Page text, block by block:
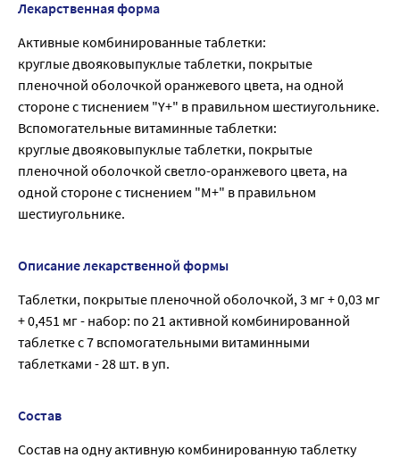
Лекарственная форма
Активные комбинированные таблетки:
круглые двояковыпуклые таблетки, покрытые
пленочной оболочкой оранжевого цвета, на одной
стороне с тиснением "Y+" в правильном шестиугольнике.
Вспомогательные витаминные таблетки:
круглые двояковыпуклые таблетки, покрытые
пленочной оболочкой светло-оранжевого цвета, на
одной стороне с тиснением "М+" в правильном
шестиугольнике.
Описание лекарственной формы
Таблетки, покрытые пленочной оболочкой, 3 мг + 0,03 мг
+ 0,451 мг - набор: по 21 активной комбинированной
таблетке с 7 вспомогательными витаминными
таблетками - 28 шт. в уп.
Состав
Состав на одну активную комбинированную таблетку